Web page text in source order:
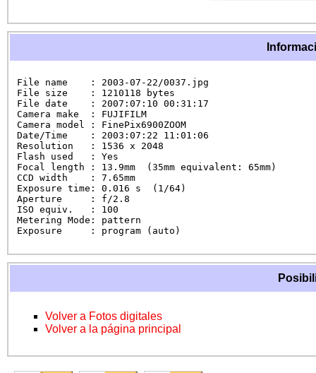
File name    : 2003-07-22/0037.jpg
File size    : 1210118 bytes
File date    : 2007:07:10 00:31:17
Camera make  : FUJIFILM
Camera model : FinePix6900ZOOM
Date/Time    : 2003:07:22 11:01:06
Resolution   : 1536 x 2048
Flash used   : Yes
Focal length : 13.9mm  (35mm equivalent: 65mm)
CCD width    : 7.65mm
Exposure time: 0.016 s  (1/64)
Aperture     : f/2.8
ISO equiv.   : 100
Metering Mode: pattern
Exposure     : program (auto)
Volver a Fotos digitales
Volver a la página principal